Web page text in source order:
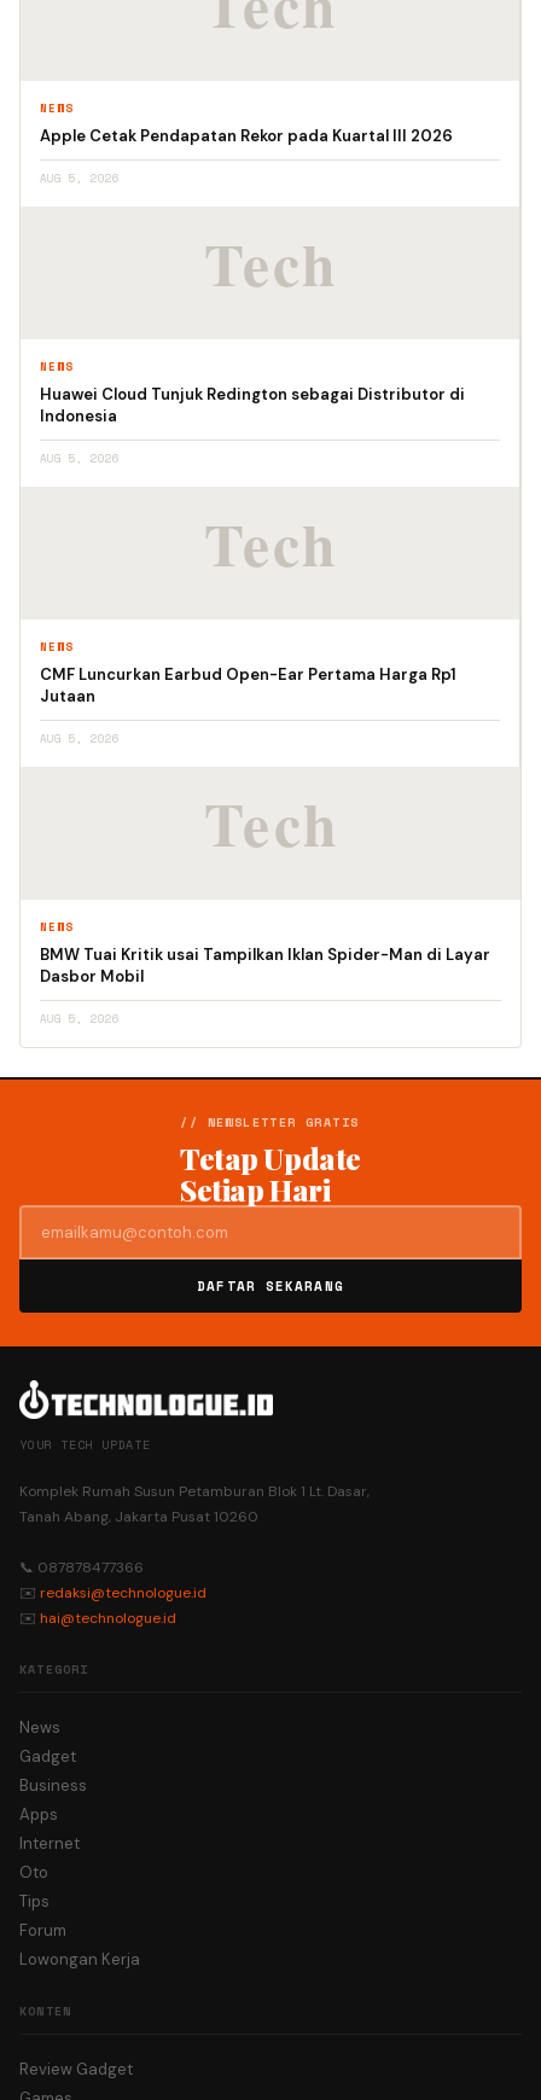
NEWS
Apple Cetak Pendapatan Rekor pada Kuartal III 2026
AUG 5, 2026
NEWS
Huawei Cloud Tunjuk Redington sebagai Distributor di
Indonesia
AUG 5, 2026
NEWS
CMF Luncurkan Earbud Open-Ear Pertama Harga Rp1
Jutaan
AUG 5, 2026
NEWS
BMW Tuai Kritik usai Tampilkan Iklan Spider-Man di Layar
Dasbor Mobil
AUG 5, 2026
// NEWSLETTER GRATIS
Tetap Update
Setiap Hari
DAFTAR SEKARANG
YOUR TECH UPDATE
Komplek Rumah Susun Petamburan Blok 1 Lt. Dasar,
Tanah Abang, Jakarta Pusat 10260
📞 087878477366
✉️ redaksi@technologue.id
✉️ hai@technologue.id
KATEGORI
News
Gadget
Business
Apps
Internet
Oto
Tips
Forum
Lowongan Kerja
KONTEN
Review Gadget